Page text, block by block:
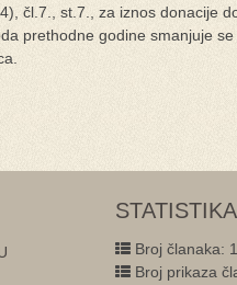
čl.7., st.7., za iznos donacije
prethodne godine smanjuje se
STATISTIKA
Broj članaka:
Broj prikaza